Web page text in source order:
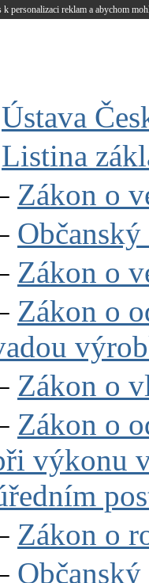
k personalizaci reklam a abychom
Ústava
Listina
Zákon o
Zákon o
Zákon o
Zákon o
Zákon o
výkonu
Zákon o